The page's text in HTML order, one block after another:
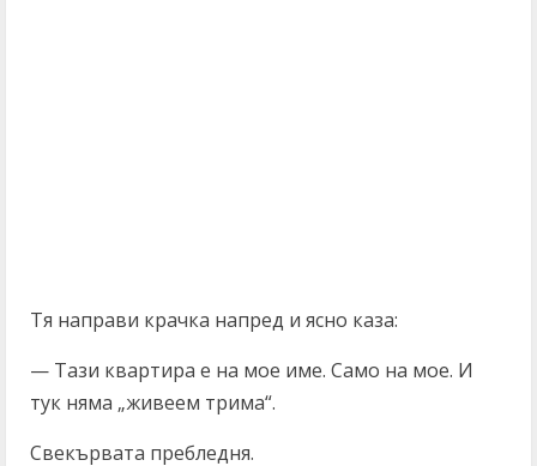
Тя направи крачка напред и ясно каза:
— Тази квартира е на мое име. Само на мое. И
тук няма „живеем трима“.
Свекървата пребледня.